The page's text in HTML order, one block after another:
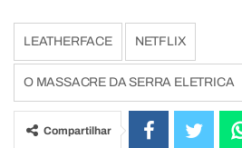
LEATHERFACE NETFLIX
O MASSACRE DA SERRA ELETRICA
Compartilhar